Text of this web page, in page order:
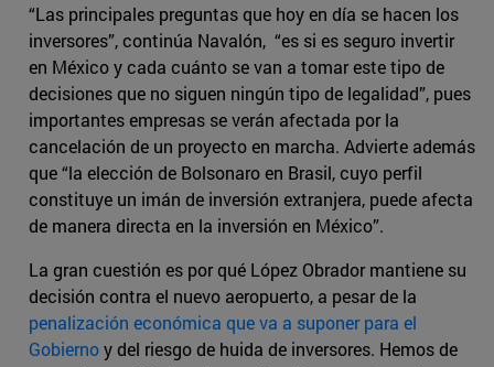
“Las principales preguntas que hoy en día se hacen los
inversores”, continúa Navalón, “es si es seguro invertir
en México y cada cuánto se van a tomar este tipo de
decisiones que no siguen ningún tipo de legalidad”, pues
importantes empresas se verán afectada por la
cancelación de un proyecto en marcha. Advierte además
que “la elección de Bolsonaro en Brasil, cuyo perfil
constituye un imán de inversión extranjera, puede afecta
de manera directa en la inversión en México”.
La gran cuestión es por qué López Obrador mantiene su
decisión contra el nuevo aeropuerto, a pesar de la
penalización económica que va a suponer para el
Gobiernoy del riesgo de huida de inversores. Hemos de